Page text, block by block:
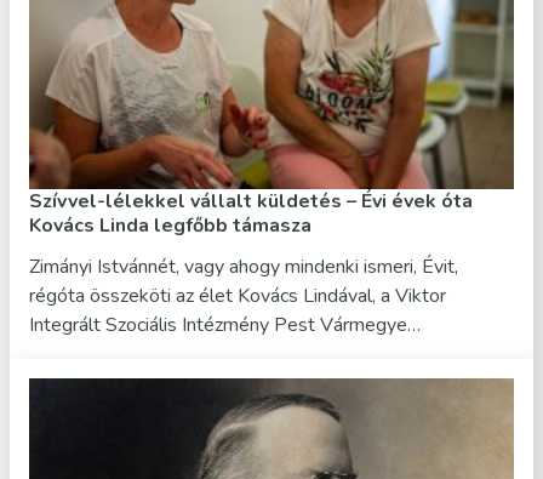
Szívvel-lélekkel vállalt küldetés – Évi évek óta
Kovács Linda legfőbb támasza
Zimányi Istvánnét, vagy ahogy mindenki ismeri, Évit,
régóta összeköti az élet Kovács Lindával, a Viktor
Integrált Szociális Intézmény Pest Vármegye…